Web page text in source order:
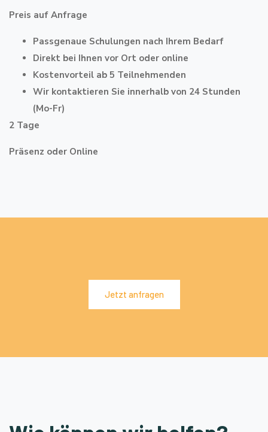
Preis auf Anfrage
Passgenaue Schulungen nach Ihrem Bedarf
Direkt bei Ihnen vor Ort oder online
Kostenvorteil ab 5 Teilnehmenden
Wir kontaktieren Sie innerhalb von 24 Stunden
(Mo-Fr)
2 Tage
Präsenz oder Online
Jetzt anfragen